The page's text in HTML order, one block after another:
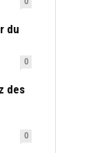
du
0
des
0